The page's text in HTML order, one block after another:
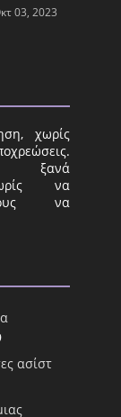
03, 2023
χωρίς
ξανά
να
να
ασίστ